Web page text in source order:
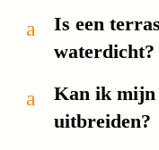
a
Is een
waterdicht?
a
Kan ik mijn
uitbreiden?